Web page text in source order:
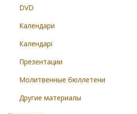
DVD
Календари
Календарі
Презентации
Молитвенные бюллетени
Другие материалы